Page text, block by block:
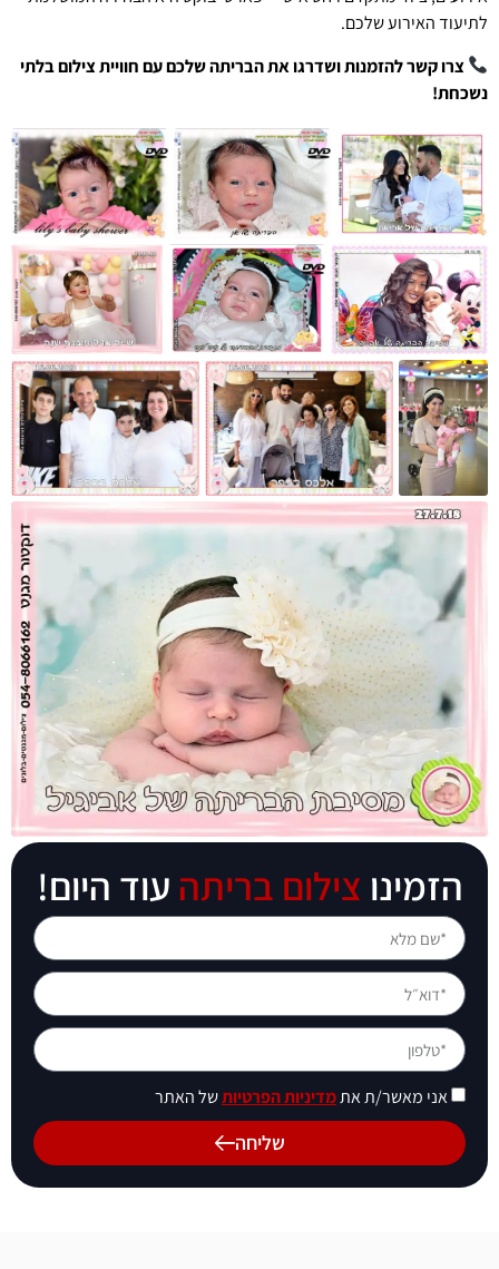
לתיעוד האירוע שלכם.
צרו קשר להזמנות ושדרגו את הבריתה שלכם עם חוויית צילום בלתי
נשכחת!
הזמינו צילום בריתה עוד היום!
אני מאשר/ת אתמדיניות הפרטיותשל האתר
שליחה